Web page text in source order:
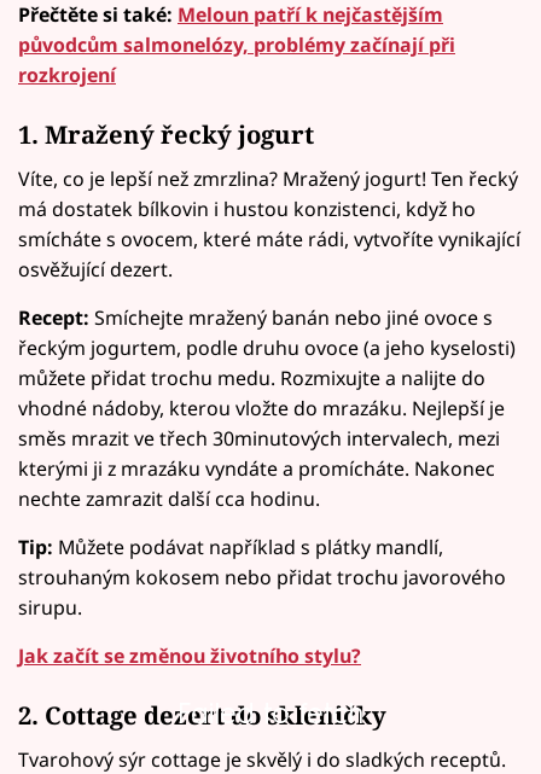
Přečtěte si také: Meloun patří k nejčastějším
původcům salmonelózy, problémy začínají při
rozkrojení
1. Mražený řecký jogurt
Víte, co je lepší než zmrzlina? Mražený jogurt! Ten řecký
má dostatek bílkovin i hustou konzistenci, když ho
smícháte s ovocem, které máte rádi, vytvoříte vynikající
osvěžující dezert.
Recept: Smíchejte mražený banán nebo jiné ovoce s
řeckým jogurtem, podle druhu ovoce (a jeho kyselosti)
můžete přidat trochu medu. Rozmixujte a nalijte do
vhodné nádoby, kterou vložte do mrazáku. Nejlepší je
směs mrazit ve třech 30minutových intervalech, mezi
kterými ji z mrazáku vyndáte a promícháte. Nakonec
nechte zamrazit další cca hodinu.
Tip: Můžete podávat například s plátky mandlí,
strouhaným kokosem nebo přidat trochu javorového
sirupu.
Jak začít se změnou životního stylu?
Failed to fetch
2. Cottage dezert do skleničky
Tvarohový sýr cottage je skvělý i do sladkých receptů.